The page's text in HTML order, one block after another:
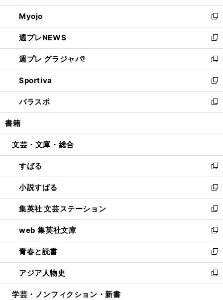
開
く
ウ
で
開
く
ン
ド
ウ
で
開
く
ウ
ィ
ン
ド
ウ
で
開
く
Myojo
新
し
い
ウ
ィ
ン
ド
ウ
で
開
週プレNEWS
新
し
い
ウ
ィ
ン
ド
ウ
開
週プレ グラジャパ!
新
し
い
ウ
ィ
ン
ウ
開
く
Sportiva
新
し
い
ウ
ン
ウ
で
開
く
パラスポ
新
し
ウ
ン
ド
ウ
で
開
く
書籍
文芸・文庫・総合
すばる
新
し
い
ウ
ィ
ン
ド
ウ
で
開
く
小説すばる
新
し
い
ウ
ィ
ン
ド
ウ
で
開
集英社 文芸ステーション
新
し
い
ウ
ィ
ン
ド
ウ
web 集英社文庫
新
し
い
ウ
ィ
ン
青春と読書
新
し
い
ウ
アジア人物史
新
し
学芸・ノンフィクション・新書